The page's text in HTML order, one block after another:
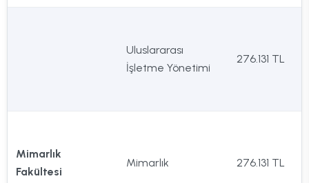
Uluslararası
İşletme Yönetimi
276.131 TL
Mimarlık
Fakültesi
Mimarlık 276.131 TL